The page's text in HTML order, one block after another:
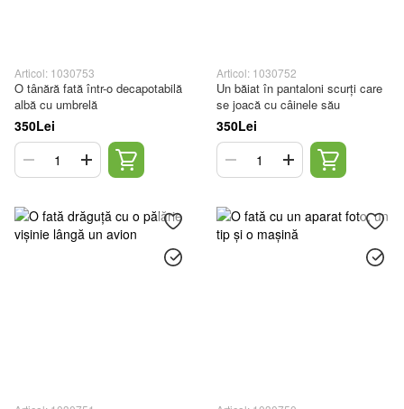
Articol: 1030753
O tânără fată într-o decapotabilă
albă cu umbrelă
350Lei
Articol: 1030752
Un băiat în pantaloni scurți care
se joacă cu câinele său
350Lei